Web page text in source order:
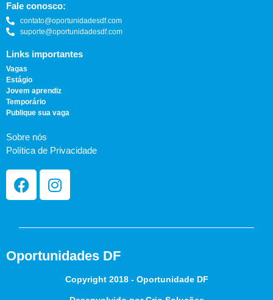
Fale conosco:
contato@oportunidadesdf.com
suporte@oportunidadesdf.com
Links importantes
Vagas
Estágio
Jovem aprendiz
Temporário
Publique sua vaga
Sobre nós
Política de Privacidade
Oportunidades DF
Copyright 2018 - Oportunidade DF